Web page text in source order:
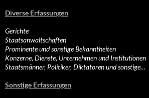
Diverse Erfassungen
Gerichte
Staatsanwaltschaften
Prominente und sonstige Bekanntheiten
Konzerne, Dienste, Unternehmen und Institutionen
Staatsmänner, Politiker, Diktatoren und sonstige…
Sonstige Erfassungen